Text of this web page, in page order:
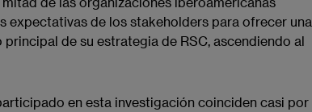
expectativas de los stakeholders para ofrecer una
de su estrategia de RSC​, ascendiendo a​l​
en esta investigación ​​​​​coinciden casi por